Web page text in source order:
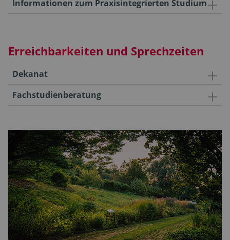
Informationen zum Praxisintegrierten Studium
Erreichbarkeiten und Sprechzeiten
Dekanat
Fachstudienberatung